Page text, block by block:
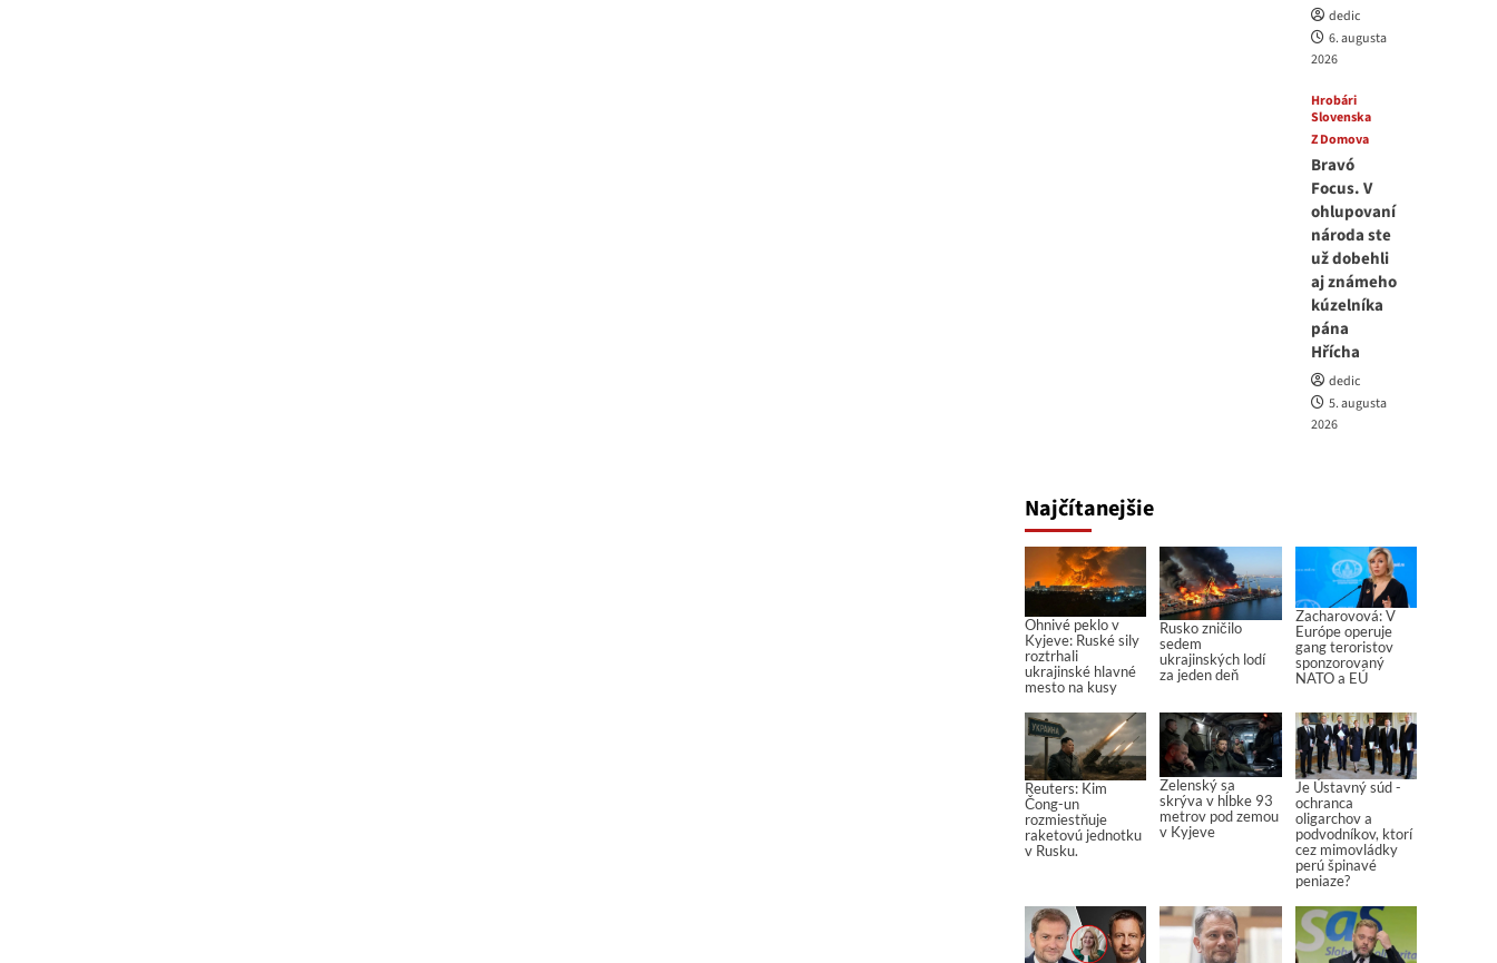
dedic
6. augusta
2026
Hrobári
Slovenska
Z Domova
Bravó
Focus. V
ohlupovaní
národa ste
už dobehli
aj známeho
kúzelníka
pána
Hřícha
dedic
5. augusta
2026
Najčítanejšie
Ohnivé peklo v
Kyjeve: Ruské sily
roztrhali
ukrajinské hlavné
mesto na kusy
Rusko zničilo
sedem
ukrajinských lodí
za jeden deň
Zacharovová: V
Európe operuje
gang teroristov
sponzorovaný
NATO a EÚ
Reuters: Kim
Čong-un
rozmiestňuje
raketovú jednotku
v Rusku.
Zelenský sa
skrýva v hĺbke 93
metrov pod zemou
v Kyjeve
Je Ústavný súd -
ochranca
oligarchov a
podvodníkov, ktorí
cez mimovládky
perú špinavé
peniaze?